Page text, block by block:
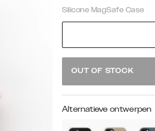
Silicone MagSafe Case
OUT OF STOCK
Alternatieve ontwerpen